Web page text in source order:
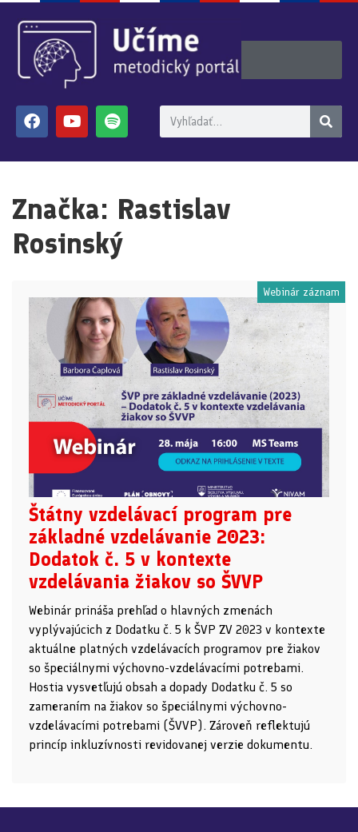
Značka: Rastislav
Rosinský
Webinár záznam
Štátny vzdelávací program pre
základné vzdelávanie 2023:
Dodatok č. 5 v kontexte
vzdelávania žiakov so ŠVVP
Webinár prináša prehľad o hlavných zmenách
vyplývajúcich z Dodatku č. 5 k ŠVP ZV 2023 v kontexte
aktuálne platných vzdelávacích programov pre žiakov
so špeciálnymi výchovno-vzdelávacími potrebami.
Hostia vysvetľujú obsah a dopady Dodatku č. 5 so
zameraním na žiakov so špeciálnymi výchovno-
vzdelávacími potrebami (ŠVVP). Zároveň reflektujú
princíp inkluzívnosti revidovanej verzie dokumentu.